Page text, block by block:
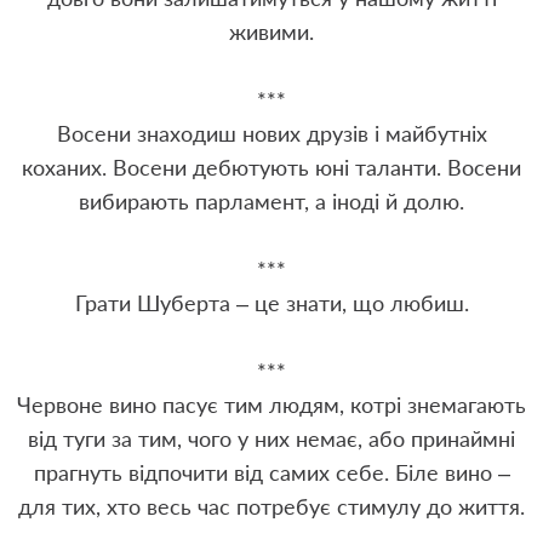
живими.
***
Восени знаходиш нових друзів і майбутніх
коханих. Восени дебютують юні таланти. Восени
вибирають парламент, а іноді й долю.
***
Грати Шуберта – це знати, що любиш.
***
Червоне вино пасує тим людям, котрі знемагають
від туги за тим, чого у них немає, або принаймні
прагнуть відпочити від самих себе. Біле вино –
для тих, хто весь час потребує стимулу до життя.